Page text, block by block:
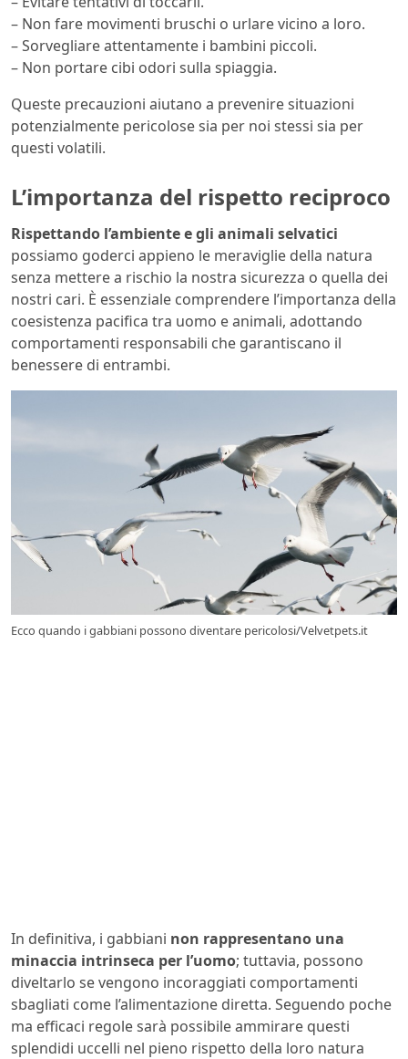
– Non fare movimenti bruschi o urlare vicino a loro.
– Sorvegliare attentamente i bambini piccoli.
– Non portare cibi odori sulla spiaggia.
Queste precauzioni aiutano a prevenire situazioni
potenzialmente pericolose sia per noi stessi sia per
questi volatili.
L’importanza del rispetto reciproco
Rispettando l’ambiente e gli animali selvatici
possiamo goderci appieno le meraviglie della natura
senza mettere a rischio la nostra sicurezza o quella dei
nostri cari. È essenziale comprendere l’importanza della
coesistenza pacifica tra uomo e animali, adottando
comportamenti responsabili che garantiscano il
benessere di entrambi.
Ecco quando i gabbiani possono diventare pericolosi/Velvetpets.it
In definitiva, i gabbiani non rappresentano una
minaccia intrinseca per l’uomo; tuttavia, possono
diveltarlo se vengono incoraggiati comportamenti
sbagliati come l’alimentazione diretta. Seguendo poche
ma efficaci regole sarà possibile ammirare questi
splendidi uccelli nel pieno rispetto della loro natura